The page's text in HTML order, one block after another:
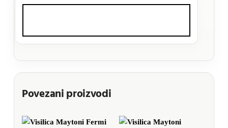
Povezani proizvodi